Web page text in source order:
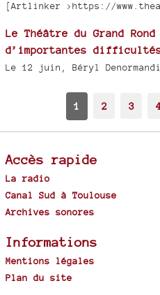
[Artlinker >https://
Le Théâtre du Grand
d’importantes
Le 12 juin, Béryl
1 2 3
Accès rapide
La radio
Canal Sud à Toulouse
Archives sonores
Informations
Mentions légales
Plan du site